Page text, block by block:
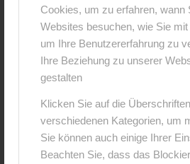
Cookies, um zu erfahren, wann
Websites besuchen, wie Sie
um Ihre Benutzererfahrung zu
Ihre Beziehung zu unserer
gestalten
Klicken Sie auf die
verschiedenen Kategorien, um
Sie können auch einige Ihrer
Beachten Sie, dass das
An der Diskussion beteiligen?
Hinterlasse uns deinen Kommentar!